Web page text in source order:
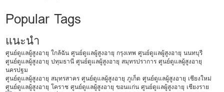
Popular Tags
แนะนำ
ศูนย์ดูแลผู้สูงอายุ ใกล้ฉัน ศูนย์ดูแลผู้สูงอายุ กรุงเทพ ศูนย์ดูแลผู้สูงอายุ นนทบุรี
ศูนย์ดูแลผู้สูงอายุ ปทุมธานี ศูนย์ดูแลผู้สูงอายุ สมุทรปราการ ศูนย์ดูแลผู้สูงอายุ
นครปฐม
ศูนย์ดูแลผู้สูงอายุ สมุทรสาคร ศูนย์ดูแลผู้สูงอายุ ภูเก็ต ศูนย์ดูแลผู้สูงอายุ เชียงใหม่
ศูนย์ดูแลผู้สูงอายุ โคราช ศูนย์ดูแลผู้สูงอายุ ขอนแก่น ศูนย์ดูแลผู้สูงอายุ เชียงราย